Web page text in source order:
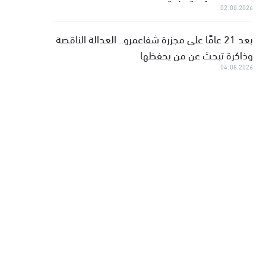
02.08.2026
بعد 21 عامًا على مجزرة شفاعمرو.. العدالة الناقصة
وذاكرة تبحث عن من يحفظها
04.08.2026